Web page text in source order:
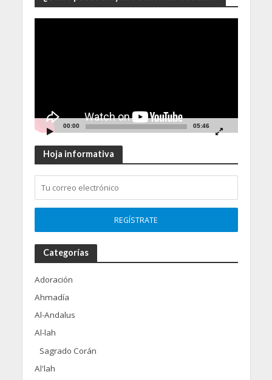
00:00 05:46
Hoja informativa
Categorías
Adoración
Ahmadía
Al-Andalus
Al-lah
Sagrado Corán
Al'lah